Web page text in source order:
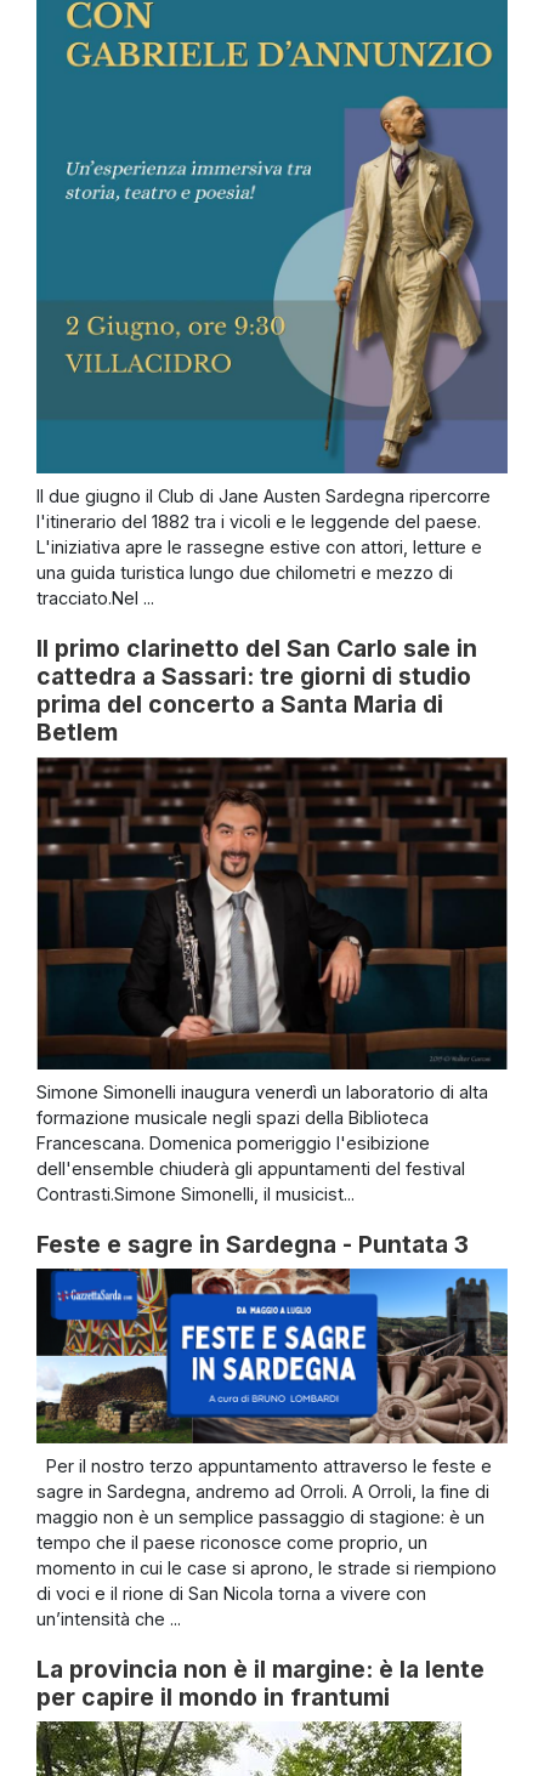
Il due giugno il Club di Jane Austen Sardegna ripercorre
l'itinerario del 1882 tra i vicoli e le leggende del paese.
L'iniziativa apre le rassegne estive con attori, letture e
una guida turistica lungo due chilometri e mezzo di
tracciato.Nel ...
Il primo clarinetto del San Carlo sale in
cattedra a Sassari: tre giorni di studio
prima del concerto a Santa Maria di
Betlem
Simone Simonelli inaugura venerdì un laboratorio di alta
formazione musicale negli spazi della Biblioteca
Francescana. Domenica pomeriggio l'esibizione
dell'ensemble chiuderà gli appuntamenti del festival
Contrasti.Simone Simonelli, il musicist...
Feste e sagre in Sardegna - Puntata 3
Per il nostro terzo appuntamento attraverso le feste e
sagre in Sardegna, andremo ad Orroli. A Orroli, la fine di
maggio non è un semplice passaggio di stagione: è un
tempo che il paese riconosce come proprio, un
momento in cui le case si aprono, le strade si riempiono
di voci e il rione di San Nicola torna a vivere con
un’intensità che ...
La provincia non è il margine: è la lente
per capire il mondo in frantumi